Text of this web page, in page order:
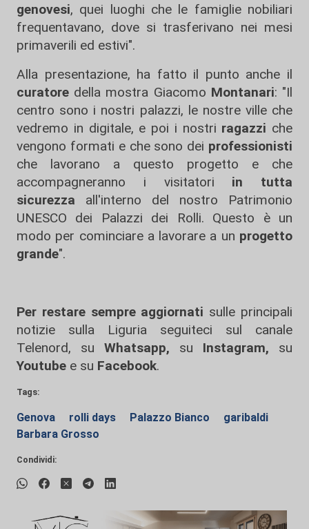
genovesi, quei luoghi che le famiglie nobiliari
frequentavano, dove si trasferivano nei mesi
primaverili ed estivi".
Alla presentazione, ha fatto il punto anche il
curatore della mostra Giacomo Montanari: "Il
centro sono i nostri palazzi, le nostre ville che
vedremo in digitale, e poi i nostri ragazzi che
vengono formati e che sono dei professionisti
che lavorano a questo progetto e che
accompagneranno i visitatori in tutta
sicurezza all'interno del nostro Patrimonio
UNESCO dei Palazzi dei Rolli. Questo è un
modo per cominciare a lavorare a un progetto
grande".
Per restare sempre aggiornati sulle principali
notizie sulla Liguria seguiteci sul canale
Telenord, su
Whatsapp, su Instagram, su
Youtube e su Facebook.
Tags:
Genova rolli days Palazzo Bianco
garibaldi
Barbara Grosso
Condividi: